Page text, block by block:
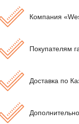
Компания
Покупателям
Доставка по